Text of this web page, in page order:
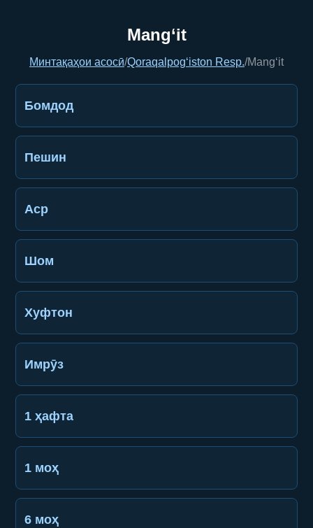
Mang‘it
Минтақаҳои асосӣ/Qoraqalpog‘iston Resp./Mang‘it
Бомдод
Пешин
Аср
Шом
Хуфтон
Имрӯз
1 ҳафта
1 моҳ
6 моҳ